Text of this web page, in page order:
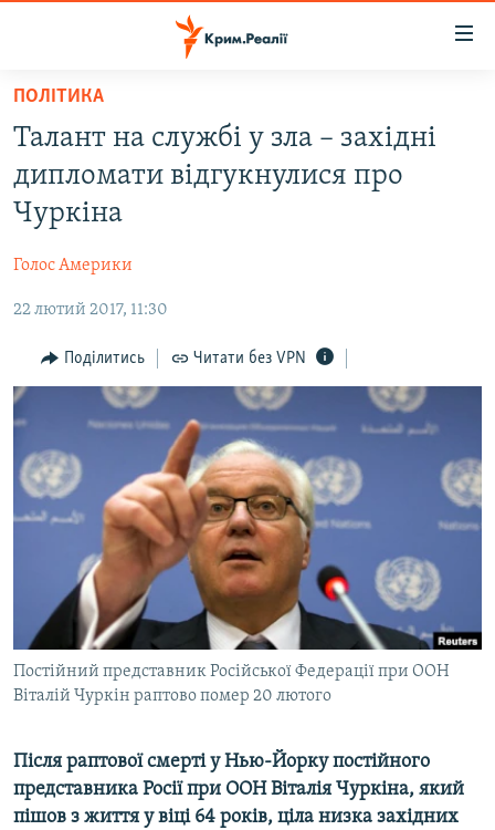
Перейти
основного
матеріалу
Перейти
основної
Перейти
пошуку
ВІДЕО ТА ФОТО
БЛОГИ
ПОГЛЯД
ІНТЕРВ'Ю
ВСЕ ЗА ДЕНЬ
ДЕПОРТАЦІЯ
ВІДЕОУРОКИ «ELIFBE»
СВІДЧЕННЯ ОКУПАЦІЇ
УКРАЇНСЬКА ПРОБЛЕМА КРИМУ
ІНФОГРАФІКА
ЯК ОБІЙТИ БЛОКУВАННЯ
Qırımtatar
ДОЛУЧАЙСЯ!
ПОЛІТИКА
Талант на службі у зла – західні
дипломати відгукнулися про
Чуркіна
Голос Америки
22 лютий 2017, 11:30
Поділитись Читати без VPN
Постійний представник Російської Федерації при ООН
Віталій Чуркін раптово помер 20 лютого
Після раптової смерті у Нью-Йорку постійного
представника Росії при ООН Віталія Чуркіна, який
пішов з життя у віці 64 років, ціла низка західних